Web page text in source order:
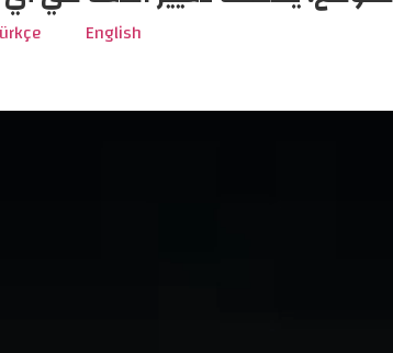
English